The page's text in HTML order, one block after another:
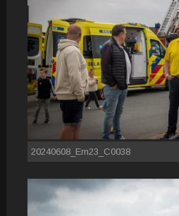
20240608_Em23_C0038